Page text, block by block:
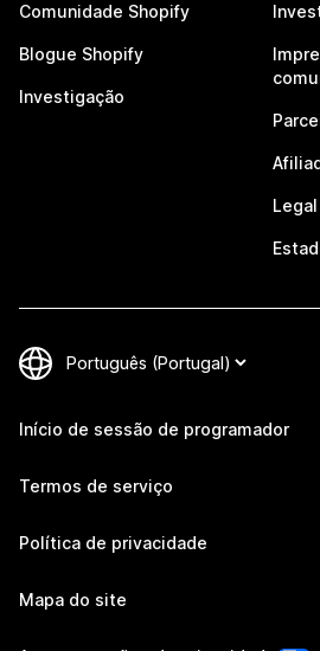
Comunidade Shopify
Blogue Shopify
Investigação
Legal
Início de sessão de programador
Termos de serviço
Política de privacidade
Mapa do site